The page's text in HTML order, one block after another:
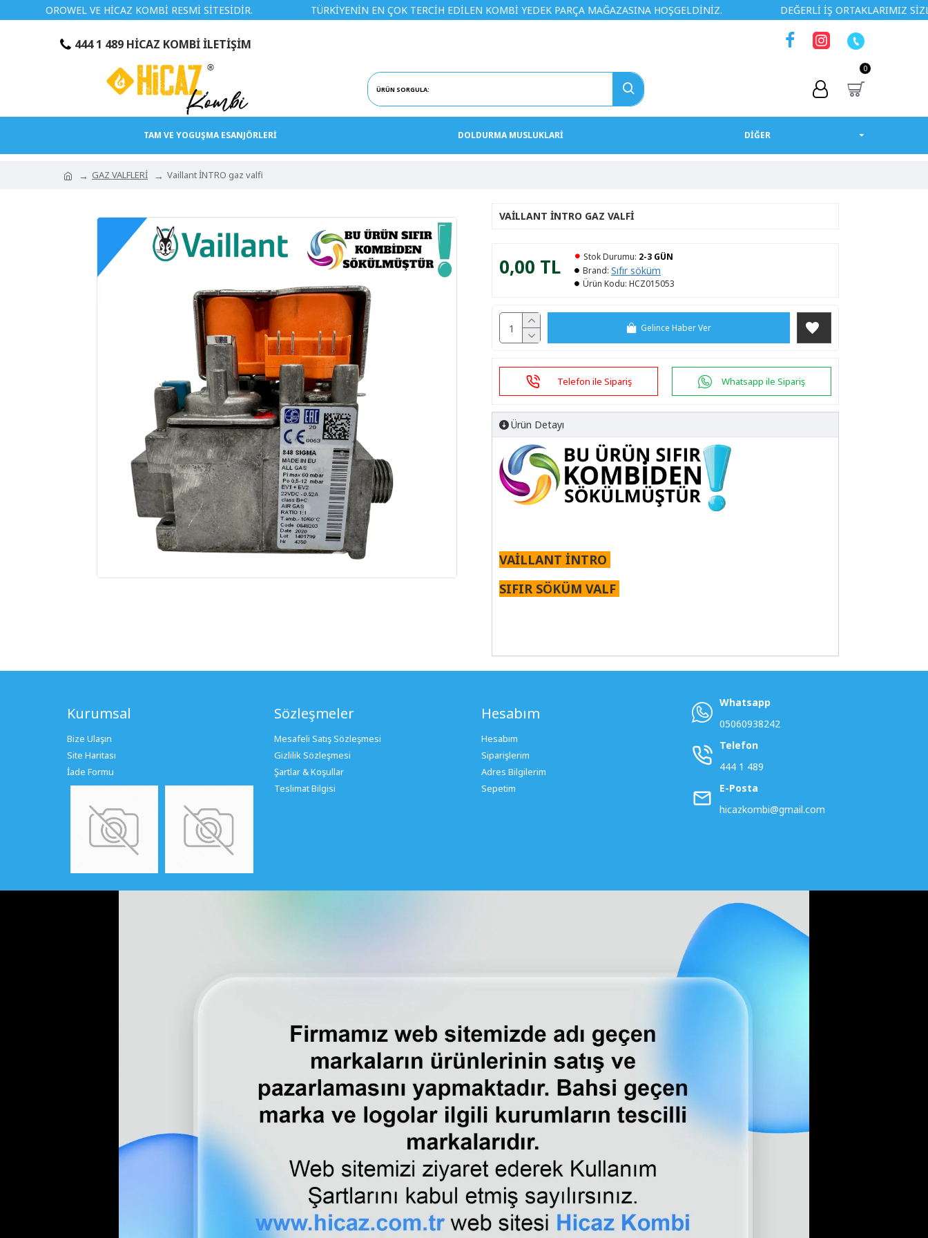
VE HİCAZ KOMBİ RESMİ SİTESİDİR. TÜRKİYENİN EN ÇOK TERCİH EDİLEN KOMBİ YEDEK PARÇA MAĞAZASINA HOŞGELDİNİZ. DEĞERLİ İŞ ORTAKLARIMIZ SİZLERE
444 1 489 HİCAZ KOMBİ İLETİŞİM
0
TAM VE YOGUŞMA ESANJÖRLERİ DOLDURMA MUSLUKLARİ DİĞER
GAZ VALFLERİ Vaillant İNTRO gaz valfi
VAILLANT İNTRO GAZ VALFI
0,00 TL Stok Durumu: 2-3 GÜN
Brand: Sıfır söküm
Ürün Kodu: HCZ015053
Gelince Haber Ver
Telefon ile Sipariş Whatsapp ile Sipariş
Ürün Detayı
VAİLLANT İNTRO
SIFIR SÖKÜM VALF
Kurumsal
Bize Ulaşın
Site Haritası
İade Formu
Sözleşmeler
Mesafeli Satış Sözleşmesi
Gizlilik Sözleşmesi
Şartlar & Koşullar
Teslimat Bilgisi
Hesabım
Hesabım
Siparişlerim
Adres Bilgilerim
Sepetim
Whatsapp
05060938242
Telefon
444 1 489
E-Posta
hicazkombi@gmail.com